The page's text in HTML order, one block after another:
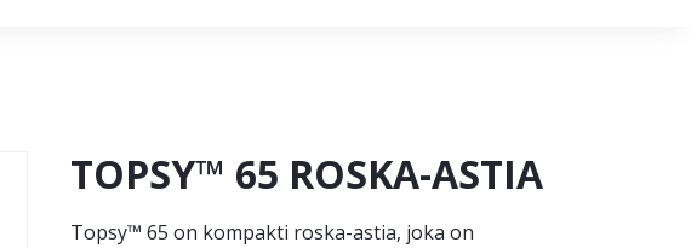
TOPSY™ 65 ROSKA-ASTIA
Topsy™ 65 on kompakti roska-astia, joka on